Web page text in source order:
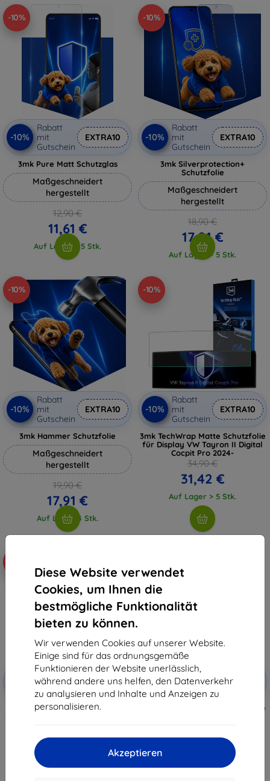
Diese Website verwendet
Cookies, um Ihnen die
bestmögliche Funktionalität
bieten zu können.
Wir verwenden Cookies auf unserer Website.
Einige sind für das ordnungsgemäße
Funktionieren der Website unerlässlich,
während andere uns helfen, den Datenverkehr
zu analysieren und Inhalte und Anzeigen zu
personalisieren.
Akzeptieren
-10%
-10%
Rabatt
mit
Gutschein
EXTRA10
3mk Pure Matt Schutzglas
Maßgeschneidert
hergestellt
12,90 €
11,61 €
Auf Lager > 5 Stk.
-10%
-10%
Rabatt
mit
Gutschein
EXTRA10
3mk Silverprotection+
Schutzfolie
Maßgeschneidert
hergestellt
18,90 €
17,01 €
Auf Lager > 5 Stk.
-10%
-10%
Rabatt
mit
Gutschein
EXTRA10
3mk Hammer Schutzfolie
Maßgeschneidert
hergestellt
19,90 €
17,91 €
Auf Lager 4 Stk.
-10%
-10%
Rabatt
mit
Gutschein
EXTRA10
3mk TechWrap Matte Schutzfolie
für Display VW Tayron II Digital
Cocpit Pro 2024-
34,90 €
31,42 €
Auf Lager > 5 Stk.
Rabatt
mit
Gutschein
EXTRA10
3mk TechWrap Matte
35,90 €
Auf Lager 4 Stk.
-10%
Rabatt
mit
Gutschein
EXTRA10
3mk TechWrap Matte Schutzfolie
34,90 €
Auf Lager 2 Stk.